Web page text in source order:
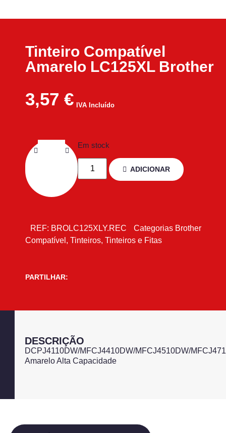
Tinteiro Compatível
Amarelo LC125XL Brother
3,57 € IVA Incluído
Em stock
ADICIONAR
REF: BROLC125XLY.REC Categorias Brother
Compatível , Tinteiros, Tinteiros e Fitas
PARTILHAR:
DESCRIÇÃO
DCPJ4110DW/MFCJ4410DW/MFCJ4510DW/
Amarelo Alta Capacidade